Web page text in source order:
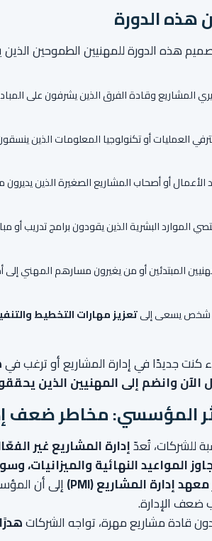
هذه الدورة
هذه الدورة للمهنيين الطموحين
المشاريع وقادة الفرق الذين يشرفون على
العمليات أو تكنولوجيا المعلومات الذين
الأعمال أو أصحاب المشاريع الصغيرة الذين
الموارد البشرية الذين يقودون برامج تدريب أو
المبتدئين أو من يغيرون مسارهم المهني إلى
شخص يسعى إلىتعزيز مهارات التخطيط
كنت جديدًا في إدارة المشاريع أو ترغب في
وانضم إلى المهنيين الذين
المؤسسي: مخاطر ضعف
للشركات، تُعدّإدارة المشاريع غير
المواعيد النهائية والميزانيات،
معهد إدارة المشاريع (PMI) إلى أن
ضعف الإدارة.
قادة مشاريع مهرة، تواجه الشركات